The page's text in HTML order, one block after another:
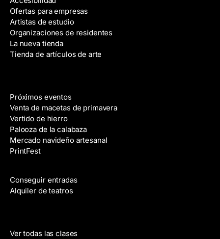
n
d
e
c
o
r
e
l
e
c
t
r
c
Ofertas para empresas
Artistas de estudio
Organizaciones de residentes
La nueva tienda
Tienda de artículos de arte
Próximos eventos
Venta de macetas de primavera
Vertido de hierro
Palooza de la calabaza
Mercado navideño artesanal
PrintFest
Conseguir entradas
Alquiler de teatros
Ver todas las clases